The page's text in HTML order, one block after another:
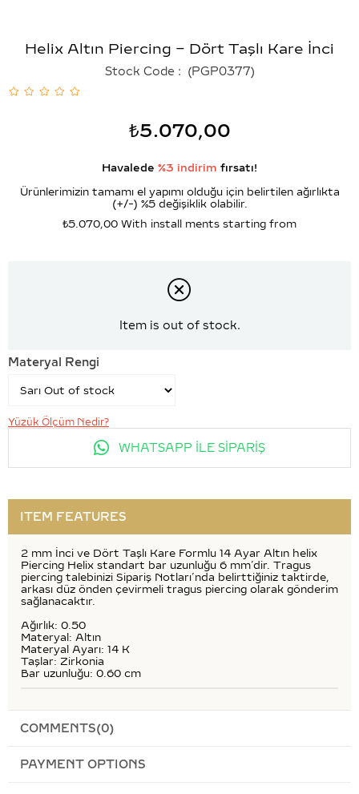
Helix Altın Piercing – Dört Taşlı Kare İnci
Stock Code (PGP0377)
₺5.070,00
Havalede %3 indirim fırsatı!
Ürünlerimizin tamamı el yapımı olduğu için belirtilen ağırlıkta
(+/-) %5 değişiklik olabilir.
₺5.070,00 With install ments starting from
Item is out of stock.
Materyal Rengi
Yüzük Ölçüm Nedir?
WHATSAPP İLE SİPARİŞ
ITEM FEATURES
2 mm İnci ve Dört Taşlı Kare Formlu 14 Ayar Altın helix
Piercing Helix standart bar uzunluğu 6 mm’dir. Tragus
piercing talebinizi Sipariş Notları’nda belirttiğiniz taktirde,
arkası düz önden çevirmeli tragus piercing olarak gönderim
sağlanacaktır.
Ağırlık: 0.50
Materyal: Altın
Materyal Ayarı: 14 K
Taşlar: Zirkonia
Bar uzunluğu: 0.60 cm
COMMENTS(0)
PAYMENT OPTIONS